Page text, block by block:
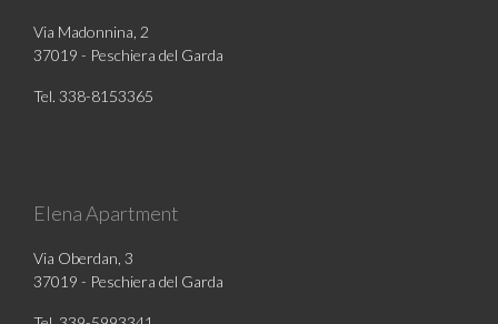
Via Madonnina, 2
37019 - Peschiera del Garda
Tel. 338-8153365
Elena Apartment
Via Oberdan, 3
37019 - Peschiera del Garda